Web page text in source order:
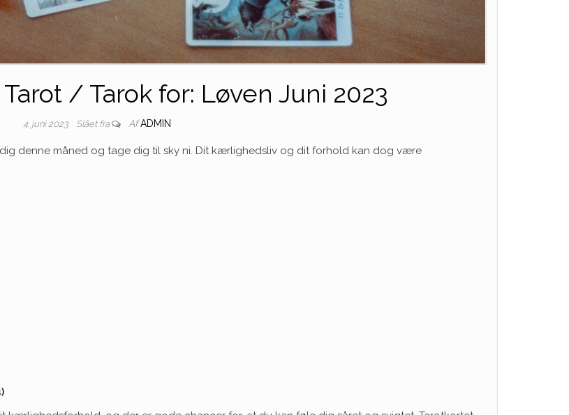
/ Tarok for: Løven Juni 2023
4. juni 2023 Slået fra Af ADMIN
denne måned og tage dig til sky ni. Dit kærlighedsliv og dit forhold kan dog være